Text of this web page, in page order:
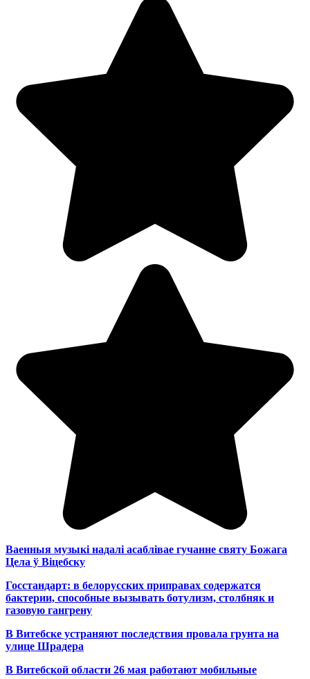
Ваенныя музыкі надалі асаблівае гучанне святу Божага
Цела ў Віцебску
Госстандарт: в белорусских приправах содержатся
бактерии, способные вызывать ботулизм, столбняк и
газовую гангрену
В Витебске устраняют последствия провала грунта на
улице Шрадера
В Витебской области 26 мая работают мобильные